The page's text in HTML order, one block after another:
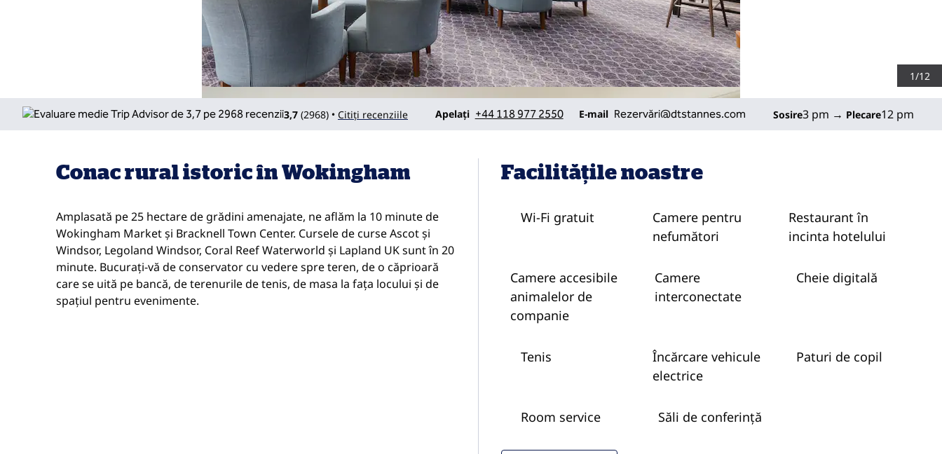
1/12
3,7 (2968) • Citiți recenziile Apelați
Apelare +44 118 977 2550 E-mail Rezervări
prin e-mail @dtstannes.com Sosire3 pm → Plecare12 pm
Conac rural istoric în Wokingham
Amplasată pe 25 hectare de grădini amenajate, ne aflăm la 10 minute de
Wokingham Market și Bracknell Town Center. Cursele de curse Ascot și
Windsor, Legoland Windsor, Coral Reef Waterworld și Lapland UK sunt în 20
minute. Bucurați-vă de conservator cu vedere spre teren, de o căprioară
care se uită pe bancă, de terenurile de tenis, de masa la fața locului și de
spațiul pentru evenimente.
Facilităţile noastre
Wi-Fi gratuit
Camere pentru
nefumători
Restaurant în
incinta hotelului
Camere accesibile
animalelor de
companie
Camere
interconectate
Cheie digitală
Tenis
Încărcare vehicule
electrice
Paturi de copil
Room service Săli de conferință